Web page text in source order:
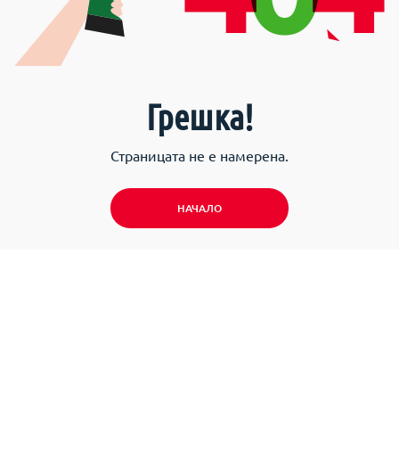
Грешка!
Страницата не е намерена.
НАЧАЛО